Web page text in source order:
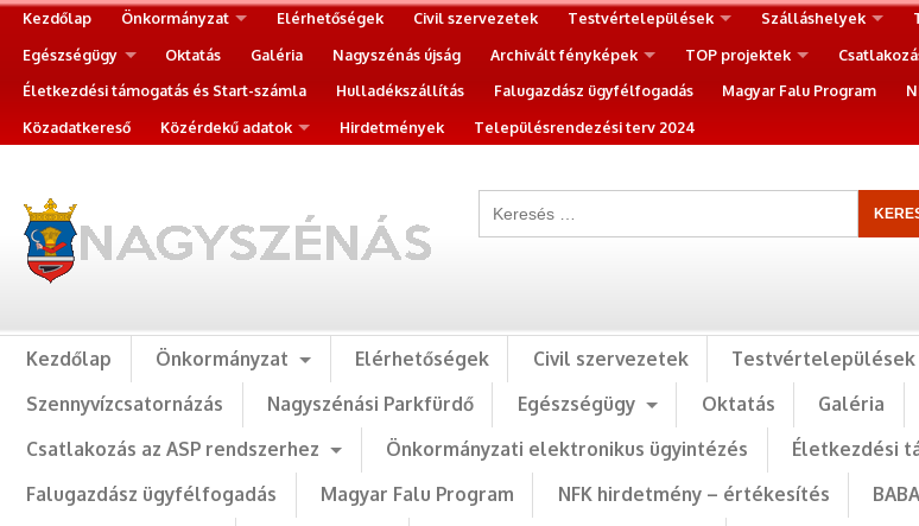
Kezdőlap Önkormányzat Elérhetőségek Civil szervezetek Testvértelepülések Szálláshelyek
Egészségügy
Oktatás Galéria Nagyszénás újság Archivált fényképek TOP projektek
Életkezdési támogatás és Start-számla
Hulladékszállítás Falugazdász ügyfélfogadás Magyar Falu Program
Közadatkereső
Közérdekű adatok Hirdetmények Településrendezési terv 2024
Kezdőlap Önkormányzat Elérhetőségek Civil szervezetek Testvértelepülések
Szennyvízcsatornázás
Nagyszénási Parkfürdő Egészségügy Oktatás Galéria
Csatlakozás az ASP rendszerhez
Önkormányzati elektronikus ügyintézés Életkezdési
Falugazdász ügyfélfogadás
Magyar Falu Program NFK hirdetmény – értékesítés